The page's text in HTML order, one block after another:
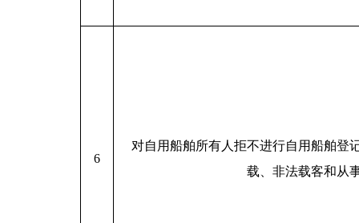
6
对自用船舶所有人拒不进行自用船舶登
载、非法载客和从